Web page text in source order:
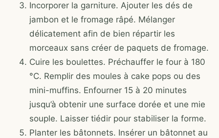
Incorporer la garniture. Ajouter les dés de
jambon et le fromage râpé. Mélanger
délicatement afin de bien répartir les
morceaux sans créer de paquets de fromage.
Cuire les boulettes. Préchauffer le four à 180
°C. Remplir des moules à cake pops ou des
mini-muffins. Enfourner 15 à 20 minutes
jusqu’à obtenir une surface dorée et une mie
souple. Laisser tiédir pour stabiliser la forme.
Planter les bâtonnets. Insérer un bâtonnet au